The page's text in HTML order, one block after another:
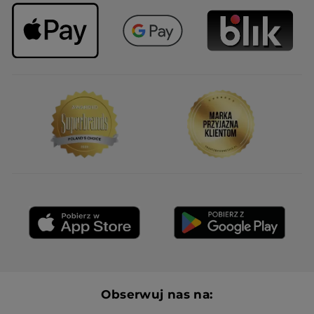
Obserwuj nas na: